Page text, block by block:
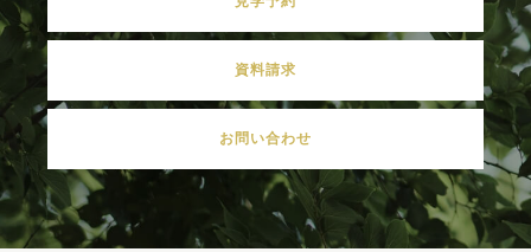
資料請求
お問い合わせ